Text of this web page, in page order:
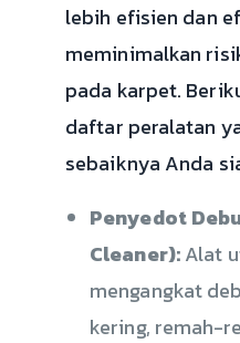
lebih efisien dan
meminimalkan
pada karpet.
daftar peralatan
sebaiknya Anda
Penyedot
Cleaner):Alat
mengangkat
kering, remah-